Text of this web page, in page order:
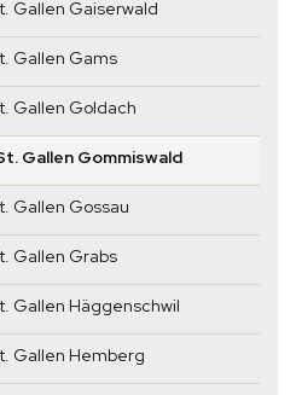
Gallen Gaiserwald
Gallen Gams
Gallen Goldach
Gallen Gommiswald
Gallen Gossau
Gallen Grabs
Gallen Häggenschwil
Gallen Hemberg